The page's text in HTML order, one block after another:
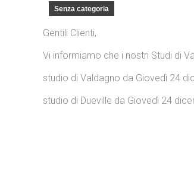
Senza categoria
Gentili Clienti,
Vi informiamo che i nostri Studi di
studio di Valdagno da Giovedì 24
studio di Dueville da Giovedì 24